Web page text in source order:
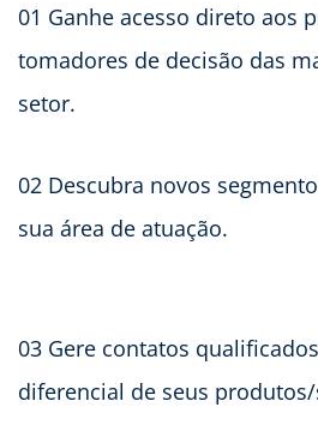
01 Ganhe acesso direto aos
tomadores de decisão das
setor.
02 Descubra novos
sua área de atuação.
03 Gere contatos
diferencial de seus